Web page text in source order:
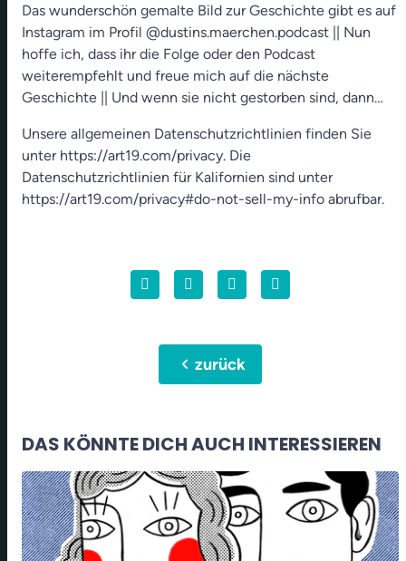
Das wunderschön gemalte Bild zur Geschichte gibt es auf
Instagram im Profil @dustins.maerchen.podcast || Nun
hoffe ich, dass ihr die Folge oder den Podcast
weiterempfehlt und freue mich auf die nächste
Geschichte || Und wenn sie nicht gestorben sind, dann…
Unsere allgemeinen Datenschutzrichtlinien finden Sie
unter https://art19.com/privacy. Die
Datenschutzrichtlinien für Kalifornien sind unter
https://art19.com/privacy#do-not-sell-my-info abrufbar.
chevron_leftzurück
DAS KÖNNTE DICH AUCH INTERESSIEREN